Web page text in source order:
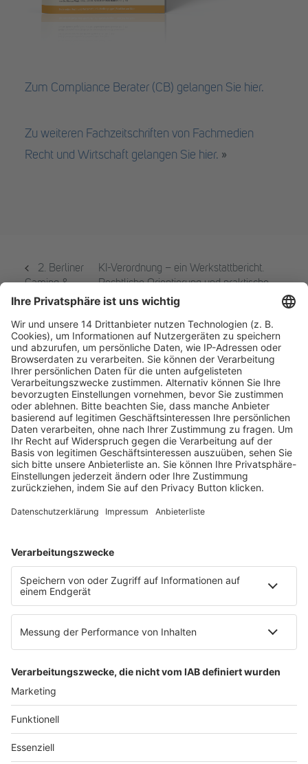
Zum Compliance Berater (CB) gelangen Sie hier.
Zu weiteren Fachzeitschriften von Fachmedien
Recht und Wirtschaft gelangen Sie hier. »
2. Berliner
Gaming &
Gambling
KI-Verordnung – ein Werkstattbericht.
Rechtliche Orientierung und praktische
Umsetzung der KI-Verordnung
Fachmedien Recht und Wirtschaft
Ein Fachbereich der
dfv Mediengruppe
Mainzer Landstr. 251
60326 Frankfurt am Main
E-Mail:info@ruw.de
Web:https://www.ruw.de
AGB
Datenschutzerklärung
Genderhinweis
Cookie-Einstellungen